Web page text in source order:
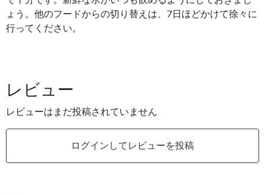
ょう。他のフードからの切り替えは、7日ほどかけて徐々に
行ってください。
レビュー
レビューはまだ投稿されていません
ログインしてレビューを投稿